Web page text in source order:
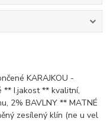
KARAJKOU -
I.jakost ** kvalitní,
2% BAVLNY ** MATNÉ
zesílený klín (ne u vel